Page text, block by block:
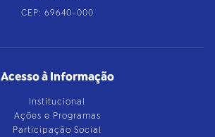
CEP: 69640-000
Acesso à Informação
Institucional
Ações e Programas
Participação Social